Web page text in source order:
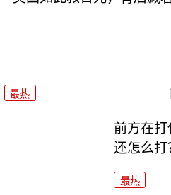
最热
前方在打
还怎么打
最热